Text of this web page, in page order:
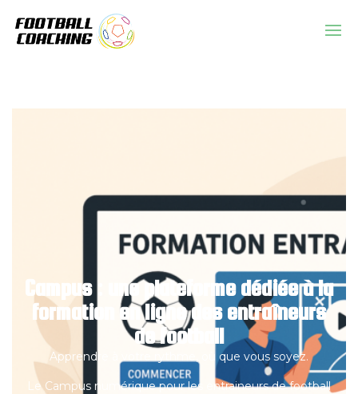
Campus : une plateforme dédiée à la
formation en ligne des entraîneurs
de football
Apprendre à votre rythme, où que vous soyez.
Le Campus numérique pour les entraineurs de football